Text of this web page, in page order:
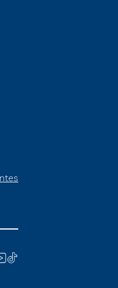
que ofertam
é um formato do